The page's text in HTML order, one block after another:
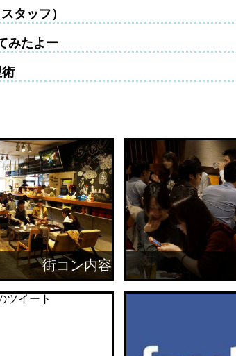
タッフ）
みたよー
街コン内容
ツイート